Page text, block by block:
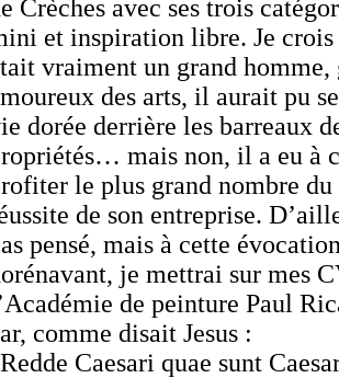
Crèches avec ses trois
et inspiration libre. Je crois
vraiment un grand homme,
des arts, il aurait pu
dorée derrière les barreaux
mais non, il a eu à
le plus grand nombre
de son entreprise.
pensé, mais à cette
je mettrai sur mes
de peinture Paul
comme disait Jesus :
Caesari quae sunt